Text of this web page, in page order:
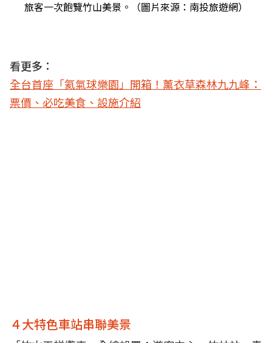
旅客一次飽覽竹山美景。（圖片來源：南投旅遊網）
看更多：
全台首座「氦氣球樂園」開箱！薰衣草森林九九峰：
票價、必吃美食、設施介紹
４大特色車站串聯美景